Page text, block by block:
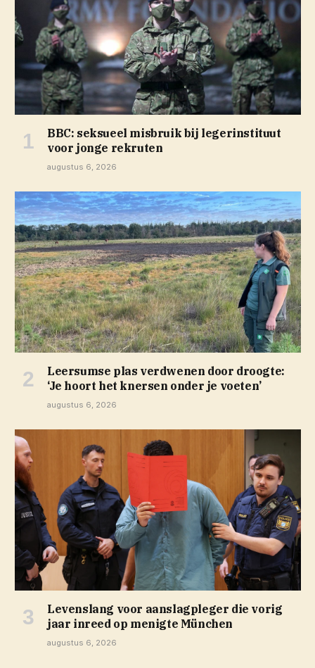
BBC: seksueel misbruik bij legerinstituut
voor jonge rekruten
augustus 6, 2026
Leersumse plas verdwenen door droogte:
‘Je hoort het knersen onder je voeten’
augustus 6, 2026
Levenslang voor aanslagpleger die vorig
jaar inreed op menigte München
augustus 6, 2026